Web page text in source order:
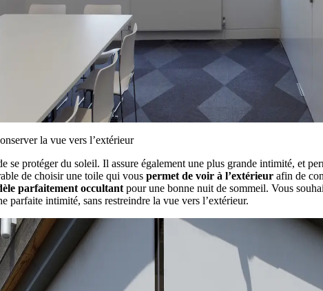
la vue vers l’extérieur
se protéger du soleil. Il assure également une plus grande intimité, et
de choisir une toile qui vous permet de voir à l’extérieur afin de
parfaitement occultantpour une bonne nuit de sommeil. Vous
parfaite intimité, sans restreindre la vue vers l’extérieur.